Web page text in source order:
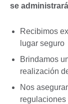
se
Recibimos
lugar seguro
Brindamos
realización
Nos